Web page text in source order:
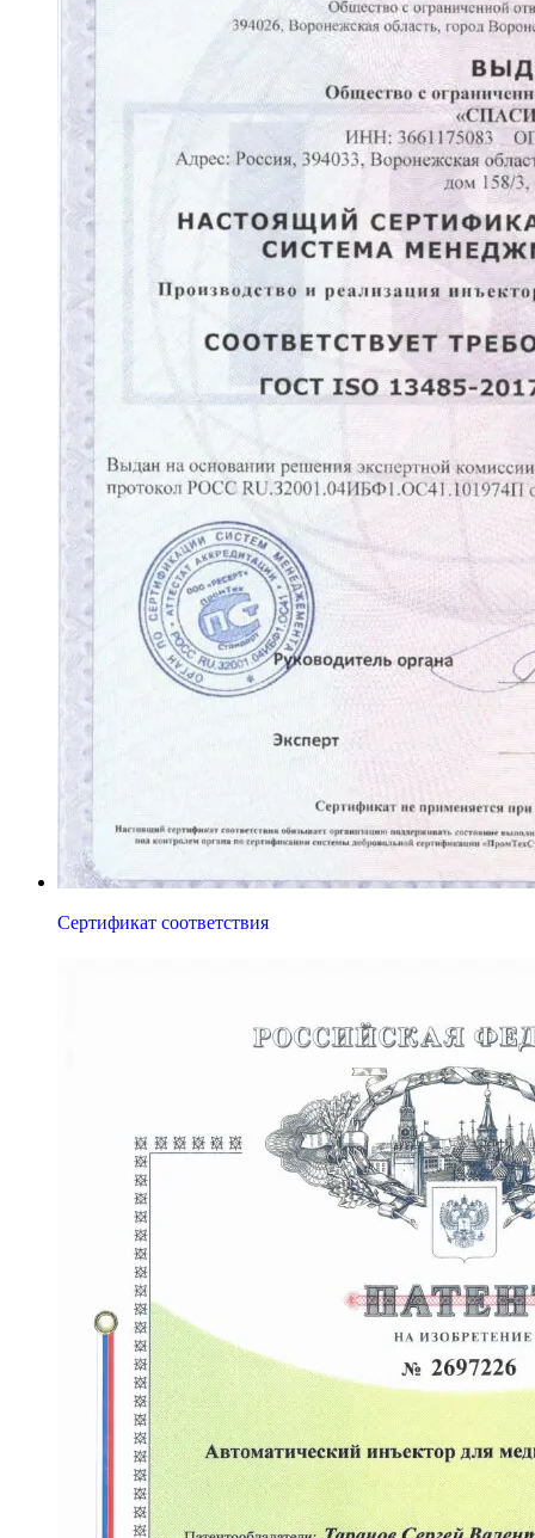
Сертификат соответствия